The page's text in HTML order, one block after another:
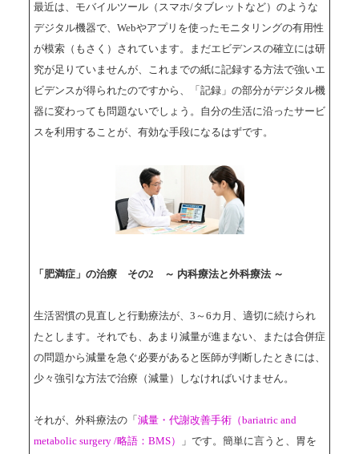
最近は、モバイルツール（スマホ/タブレットなど）のような
デジタル機器で、Webやアプリを使ったモニタリングの有用性
が模索（もさく）されています。まだエビデンスの確立には研
究が足りていませんが、これまでの紙に記録する方法で強いエ
ビデンスが得られたのですから、「記録」の部分がデジタル機
器に変わっても問題ないでしょう。自分の生活に沿ったサービ
スを利用することが、有効な手段になるはずです。
「肥満症」の治療 その2 ～ 内科療法と外科療法 ～
生活習慣の見直しと行動療法が、3～6カ月、適切に続けられ
たとします。それでも、あまり減量が進まない、または合併症
の問題から減量を急ぐ必要があると医師が判断したときには、
少々強引な方法で治療（減量）しなければいけません。
それが、外科療法の「減量・代謝改善手術（bariatric and
metabolic surgery /略語：BMS）
」です。簡単に言うと、胃を